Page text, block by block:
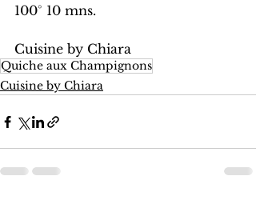
100° 10 mns.
Cuisine by Chiara
Quiche aux Champignons
Cuisine by Chiara